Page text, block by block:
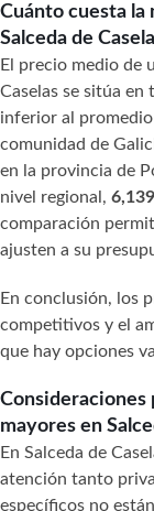
Cuánto cuesta la
Salceda de
El precio medio de
Caselas se sitúa en
inferior al
comunidad de
en la provincia de
nivel regional,
comparación
ajusten a su
En conclusión, los
competitivos y el
que hay opciones
Consideraciones
mayores en
En Salceda de
atención tanto
específicos no